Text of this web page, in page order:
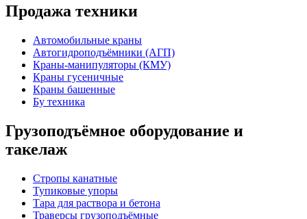
Продажа техники
Автомобильные краны
Автогидроподъёмники (АГП)
Краны-манипуляторы (КМУ)
Краны гусеничные
Краны башенные
Бу техника
Грузоподъёмное оборудование и
такелаж
Стропы канатные
Тупиковые упоры
Тара для раствора и бетона
Траверсы грузоподъёмные